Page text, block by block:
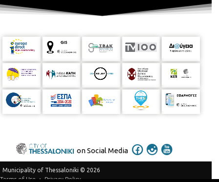
on Social Media
Municipality of Thessaloniki © 2026
Terms of Use
Privacy Policy